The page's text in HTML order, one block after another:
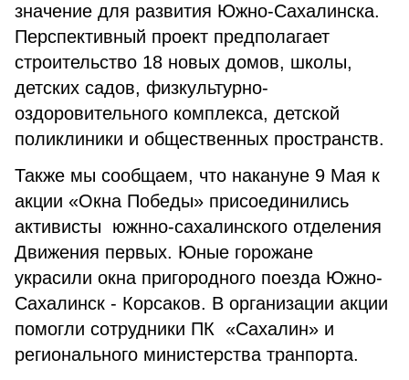
значение для развития Южно-Сахалинска.
Перспективный проект предполагает
строительство 18 новых домов, школы,
детских садов, физкультурно-
оздоровительного комплекса, детской
поликлиники и общественных пространств.
Также мы сообщаем, что накануне 9 Мая к
акции «Окна Победы» присоединились
активисты южнно-сахалинского отделения
Движения первых. Юные горожане
украсили окна пригородного поезда Южно-
Сахалинск - Корсаков. В организации акции
помогли сотрудники ПК «Сахалин» и
регионального министерства транпорта.